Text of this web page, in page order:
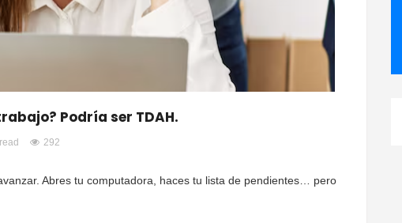
Podría ser TDAH.
292
Abres tu computadora, haces tu lista de pendientes… pero